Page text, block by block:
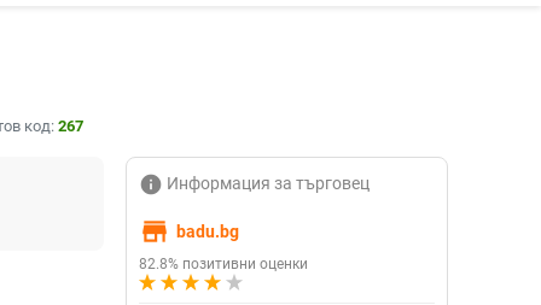
код: 267
info Информация за търговец
store badu.bg
82.8% позитивни оценки